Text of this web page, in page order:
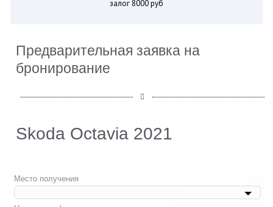
залог 8000 руб
Предварительная заявка на
бронирование
Skoda Octavia 2021
Место получения